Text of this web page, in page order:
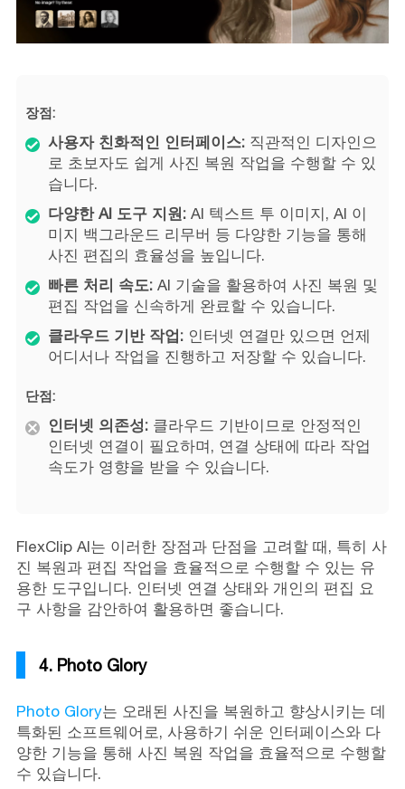
장점:
사용자 친화적인 인터페이스:직관적인 디자인으
로 초보자도 쉽게 사진 복원 작업을 수행할 수 있
습니다.
다양한 AI 도구 지원:AI 텍스트 투 이미지, AI 이
미지 백그라운드 리무버 등 다양한 기능을 통해
사진 편집의 효율성을 높입니다.
빠른 처리 속도:AI 기술을 활용하여 사진 복원 및
편집 작업을 신속하게 완료할 수 있습니다.
클라우드 기반 작업:인터넷 연결만 있으면 언제
어디서나 작업을 진행하고 저장할 수 있습니다.
단점:
인터넷 의존성:클라우드 기반이므로 안정적인
인터넷 연결이 필요하며, 연결 상태에 따라 작업
속도가 영향을 받을 수 있습니다.
FlexClip AI는 이러한 장점과 단점을 고려할 때, 특히 사
진 복원과 편집 작업을 효율적으로 수행할 수 있는 유
용한 도구입니다. 인터넷 연결 상태와 개인의 편집 요
구 사항을 감안하여 활용하면 좋습니다.
4. Photo Glory
Photo Glory는 오래된 사진을 복원하고 향상시키는 데
특화된 소프트웨어로, 사용하기 쉬운 인터페이스와 다
양한 기능을 통해 사진 복원 작업을 효율적으로 수행할
수 있습니다.